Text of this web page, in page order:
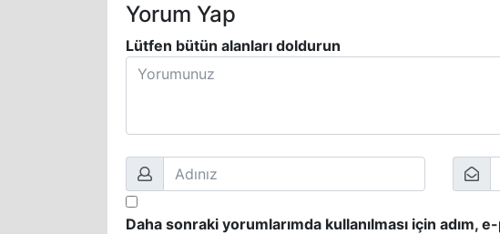
Yorum Yap
Lütfen bütün alanları doldurun
Daha sonraki yorumlarımda kullanılması için adım,